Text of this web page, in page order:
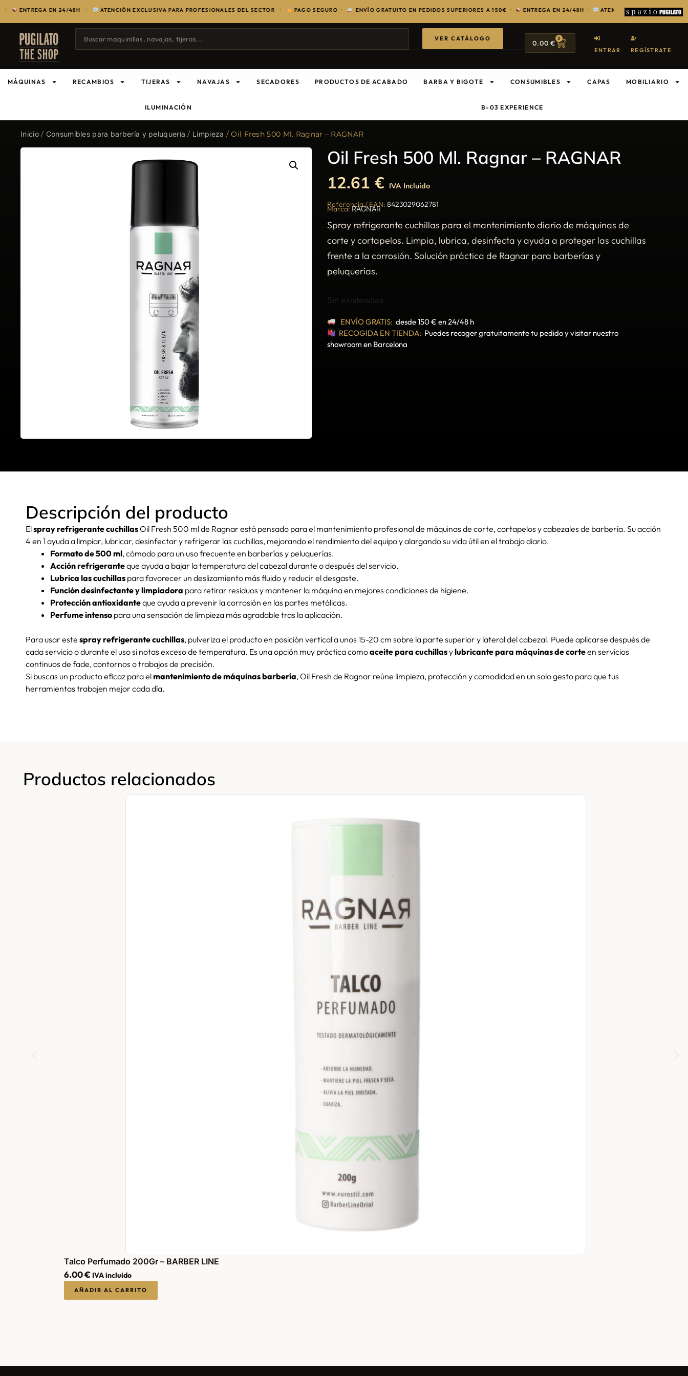
EN 24/48H · ATENCIÓN EXCLUSIVA PARA PROFESIONALES DEL SECTOR · PAGO SEGURO · ENVÍO GRATUITO EN PEDIDOS SUPERIORES A 150€ · ENTREGA EN 24/48H · ATENCIÓN EXCLUSIVA PARA
VER CATÁLOGO
0.00€
0
ENTRAR REGÍSTRATE
MÁQUINAS RECAMBIOS TIJERAS NAVAJAS SECADORES PRODUCTOS DE ACABADO BARBA Y BIGOTE CONSUMIBLES CAPAS MOBILIARIO
ILUMINACIÓN B-03 EXPERIENCE
Inicio/ Consumibles para barbería y peluquería / Limpieza / Oil Fresh 500 Ml. Ragnar – RAGNAR
Oil Fresh 500 Ml. Ragnar – RAGNAR
12.61 €
IVA Incluido
Referencia / EAN: 8423029062781
Marca:RAGNAR
Spray refrigerante cuchillas para el mantenimiento diario de máquinas de
corte y cortapelos. Limpia, lubrica, desinfecta y ayuda a proteger las cuchillas
frente a la corrosión. Solución práctica de Ragnar para barberías y
peluquerías.
Sin existencias
ENVÍO GRATIS: desde 150 € en 24/48 h
RECOGIDA EN TIENDA: Puedes recoger gratuitamente tu pedido y visitar nuestro
showroom en Barcelona
Descripción del producto
Elspray refrigerante cuchillasOil Fresh 500 ml de Ragnar está pensado para el mantenimiento profesional de máquinas de corte, cortapelos y cabezales de barbería. Su acción
4 en 1 ayuda a limpiar, lubricar, desinfectar y refrigerar las cuchillas, mejorando el rendimiento del equipo y alargando su vida útil en el trabajo diario.
Formato de 500 ml, cómodo para un uso frecuente en barberías y peluquerías.
Acción refrigeranteque ayuda a bajar la temperatura del cabezal durante o después del servicio.
Lubrica las cuchillas para favorecer un deslizamiento más fluido y reducir el desgaste.
Función desinfectante y limpiadora para retirar residuos y mantener la máquina en mejores condiciones de higiene.
Protección antioxidanteque ayuda a prevenir la corrosión en las partes metálicas.
Perfume intenso para una sensación de limpieza más agradable tras la aplicación.
Para usar este spray refrigerante cuchillas, pulveriza el producto en posición vertical a unos 15-20 cm sobre la parte superior y lateral del cabezal. Puede aplicarse después de
cada servicio o durante el uso si notas exceso de temperatura. Es una opción muy práctica comoaceite para cuchillasylubricante para máquinas de corteen servicios
continuos de fade, contornos o trabajos de precisión.
Si buscas un producto eficaz para elmantenimiento de máquinas barbería, Oil Fresh de Ragnar reúne limpieza, protección y comodidad en un solo gesto para que tus
herramientas trabajen mejor cada día.
Productos relacionados
Talco Perfumado 200Gr – BARBER LINE
6.00€ IVA incluido
AÑADIR AL CARRITO